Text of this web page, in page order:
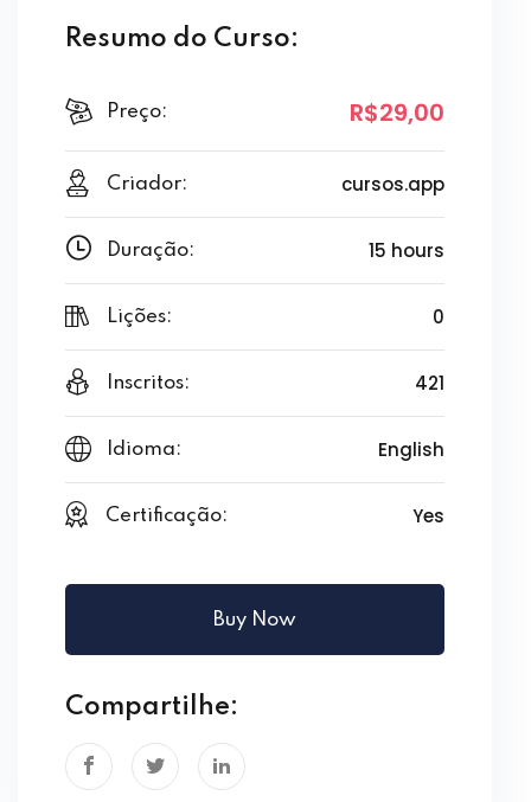
Resumo do Curso:
Preço: R$29,00
Criador: cursos.app
Duração: 15 hours
Lições: 0
Inscritos: 421
Idioma: English
Certificação: Yes
Buy Now
Compartilhe: